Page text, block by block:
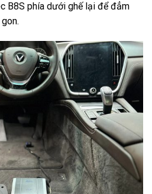
B8S phía dưới ghế lại để đẳm